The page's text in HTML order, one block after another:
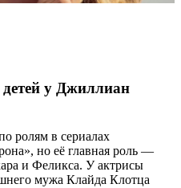
у Джиллиан
ролям в сериалах
но её главная роль —
и Феликса. У актрисы
мужа Клайда Клотца